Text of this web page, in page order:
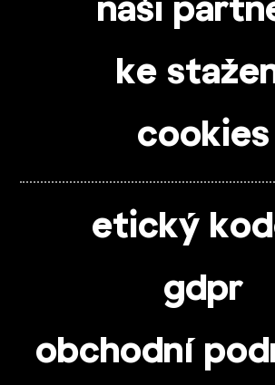
naši
ke
cookies
etický
gdpr
obchodní